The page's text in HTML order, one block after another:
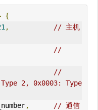
{
,
// 主机
//
//
2, 0x0003: Type
,
// 通信